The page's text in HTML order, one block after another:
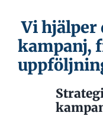
Vi hjälper
kampanj,